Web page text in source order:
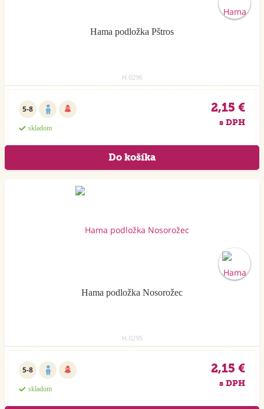
Hama podložka Pštros
H.0296
5-8
skladom
2,15 €
s DPH
Hama podložka Nosorožec
H.0295
5-8
skladom
2,15 €
s DPH